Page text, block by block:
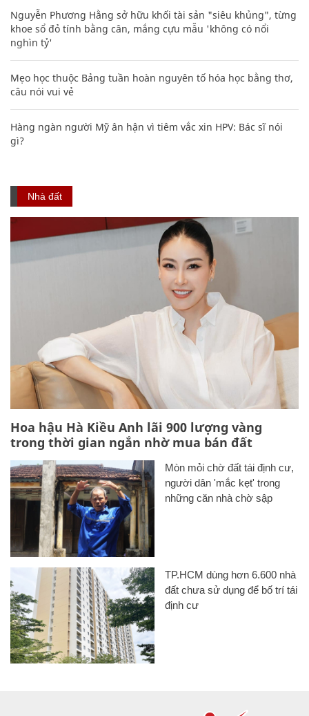
Nguyễn Phương Hằng sở hữu khối tài sản "siêu khủng", từng
khoe sổ đỏ tính bằng cân, mắng cựu mẫu 'không có nổi
nghìn tỷ'
Mẹo học thuộc Bảng tuần hoàn nguyên tố hóa học bằng thơ,
câu nói vui vẻ
Hàng ngàn người Mỹ ân hận vì tiêm vắc xin HPV: Bác sĩ nói
gì?
Nhà đất
Hoa hậu Hà Kiều Anh lãi 900 lượng vàng
trong thời gian ngắn nhờ mua bán đất
Mòn mỏi chờ đất tái định cư,
người dân 'mắc kẹt' trong
những căn nhà chờ sập
TP.HCM dùng hơn 6.600 nhà
đất chưa sử dụng để bố trí tái
định cư